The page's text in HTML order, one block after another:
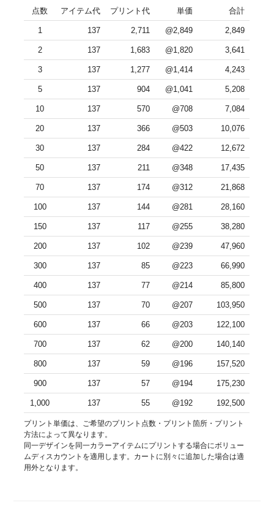
点数 アイテム代 プリント代 単価 合計
1 137 2,711 @2,849 2,849
2 137 1,683 @1,820 3,641
3 137 1,277 @1,414 4,243
5 137 904 @1,041 5,208
10 137 570 @708 7,084
20 137 366 @503 10,076
30 137 284 @422 12,672
50 137 211 @348 17,435
70 137 174 @312 21,868
100 137 144 @281 28,160
150 137 117 @255 38,280
200 137 102 @239 47,960
300 137 85 @223 66,990
400 137 77 @214 85,800
500 137 70 @207 103,950
600 137 66 @203 122,100
700 137 62 @200 140,140
800 137 59 @196 157,520
900 137 57 @194 175,230
1,000 137 55 @192 192,500
プリント単価は、ご希望のプリント点数・プリント箇所・プリント
方法によって異なります。
同一デザインを同一カラーアイテムにプリントする場合にボリュー
ムディスカウントを適用します。カートに別々に追加した場合は適
用外となります。